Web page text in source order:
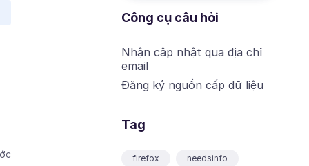
Công cụ câu hỏi
Nhận cập nhật qua địa chỉ
email
Đăng ký nguồn cấp dữ liệu
Tag
firefox needsinfo